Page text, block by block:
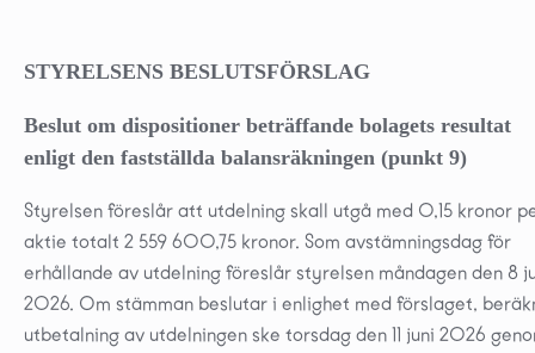
STYRELSENS BESLUTSFÖRSLAG
Beslut om dispositioner beträffande bolagets resultat
enligt den fastställda balansräkningen (punkt 9)
Styrelsen föreslår att utdelning skall utgå med 0,15 kronor
aktie totalt 2 559 600,75 kronor. Som avstämningsdag för
erhållande av utdelning föreslår styrelsen måndagen den 8
2026. Om stämman beslutar i enlighet med förslaget,
utbetalning av utdelningen ske torsdag den 11 juni 2026